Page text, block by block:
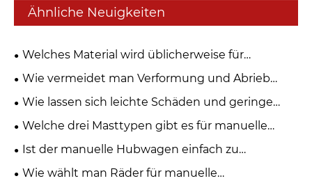
Ähnliche Neuigkeiten
Welches Material wird üblicherweise für
manuelle hydraulische Stapler verwendet?
Wie vermeidet man Verformung und Abrieb
beim Rollenhandling? Der neue Trolley mit
Wie lassen sich leichte Schäden und geringe
Effizienz beim Umschlag von Rollengütern
beheben? Dieser manuelle Hubwagen löst
Branchenschwierigkeiten
Welche drei Masttypen gibt es für manuelle
hydraulische Stapler?
Ist der manuelle Hubwagen einfach zu
bedienen?
Wie wählt man Räder für manuelle